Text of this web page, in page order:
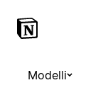
Modelli